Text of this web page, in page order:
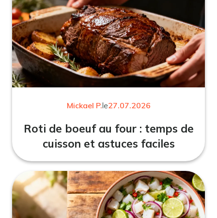
Mickael P.le27.07.2026
Roti de boeuf au four : temps de
cuisson et astuces faciles